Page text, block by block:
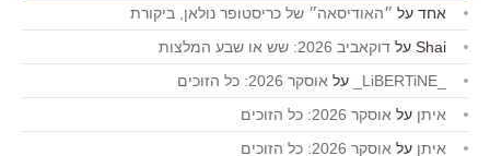
אחד על ״האודיסאה״ של כריסטופר נולאן, ביקורת
Shai על דוקאביב 2026: שש או שבע המלצות
על אוסקר 2026: כל הזוכים
איתן על אוסקר 2026: כל הזוכים
איתן על אוסקר 2026: כל הזוכים